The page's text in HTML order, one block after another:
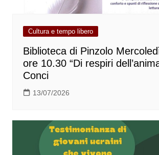
Cultura e tempo libero
Biblioteca di Pinzolo
ore 10.30 “Di respiri
Conci
13/07/2026